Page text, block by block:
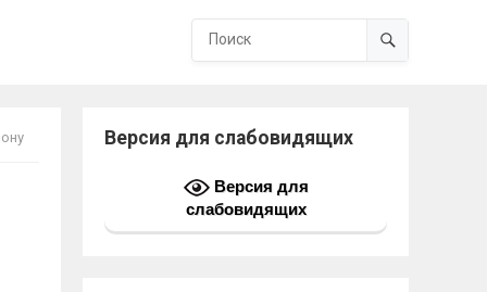
Версия для слабовидящих
Версия для
слабовидящих